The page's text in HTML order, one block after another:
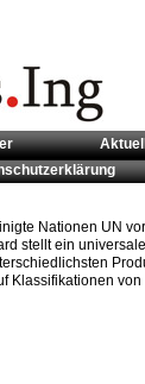
>> UNSPSC
Nationen UN
stellt ein
Klassifikationen von